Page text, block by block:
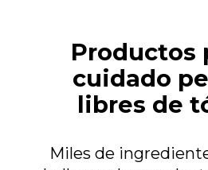
Productos
cuidado
libres de
Miles de